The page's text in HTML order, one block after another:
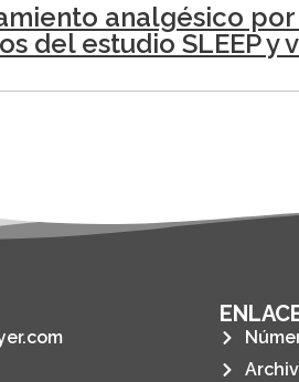
analgésico
del estudio SLEEP y